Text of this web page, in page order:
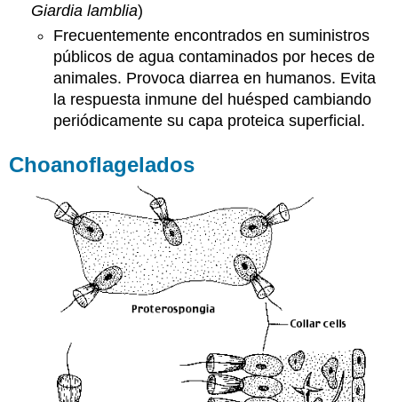
Giardia lamblia)
Frecuentemente encontrados en suministros
públicos de agua contaminados por heces de
animales. Provoca diarrea en humanos. Evita
la respuesta inmune del huésped cambiando
periódicamente su capa proteica superficial.
Choanoflagelados